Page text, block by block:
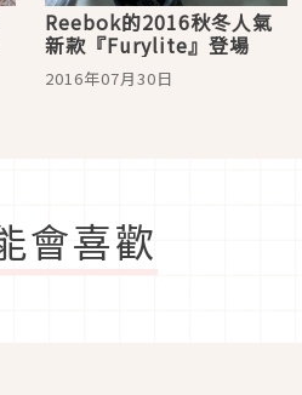
Reebok的2016秋冬人氣
新款『Furylite』登場
2016年07月30日
會喜歡